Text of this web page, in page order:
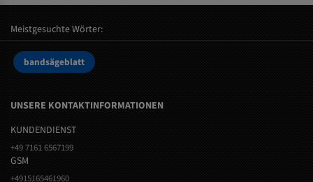
Meistgesuchte Wörter:
bandsägeblatt
UNSERE KONTAKTINFORMATIONEN
KUNDENDIENST
+49 7161 6567199
GSM
+4915165461960